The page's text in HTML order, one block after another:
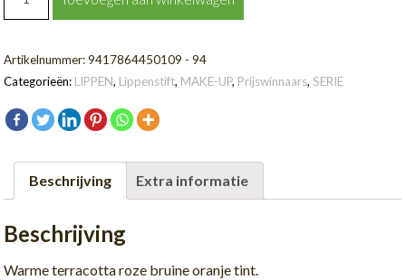
aantal
Artikelnummer:9417864450109 - 94
Categorieën: LIPPEN, Lippenstift, MAKE-UP, Prijswinnaars,SERIE
Beschrijving Extra informatie
Beschrijving
Warme terracotta roze bruine oranje tint.